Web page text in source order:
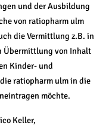
und der Ausbildung
von ratiopharm ulm
die Vermittlung z.B. in
Übermittlung von Inhalt
Kinder- und
ratiopharm ulm in die
möchte.
Keller,